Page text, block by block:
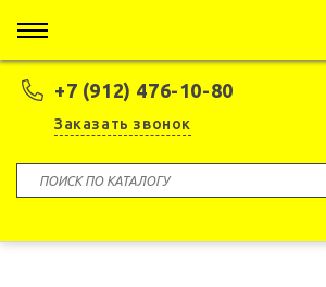
+7 (912) 476-10-80
Заказать звонок